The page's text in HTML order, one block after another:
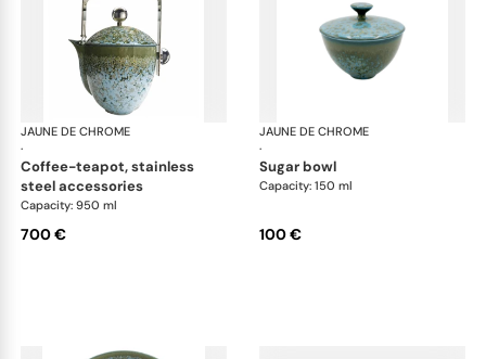
JAUNE DE CHROME
·
Nymphéa
coffee-teapot, stainless
steel accessories
Capacity: 950 ml
700 €
JAUNE DE CHROME
·
sugar bowl
Capacity: 150 ml
100 €